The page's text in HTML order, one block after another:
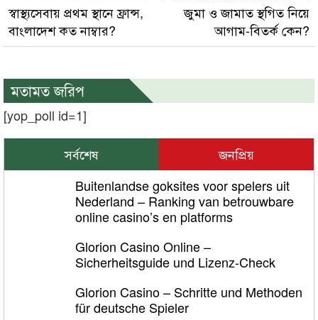
স্বাস্থ্যসেবায় প্রথম স্থানে ফ্রান্স,
বাংলাদেশ কত নাম্বার?
জুমা ও জামাত স্থগিত নিয়ে
আগাম-বিতর্ক কেন?
মতামত জরিপ
[yop_poll id=1]
সর্বশেষ
জনপ্রিয়
Buitenlandse goksites voor spelers uit
Nederland – Ranking van betrouwbare
online casino’s en platforms
Glorion Casino Online –
Sicherheitsguide und Lizenz‑Check
Glorion Casino – Schritte und Methoden
für deutsche Spieler